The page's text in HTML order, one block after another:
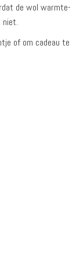
de wol warmte-
niet.
of om cadeau te